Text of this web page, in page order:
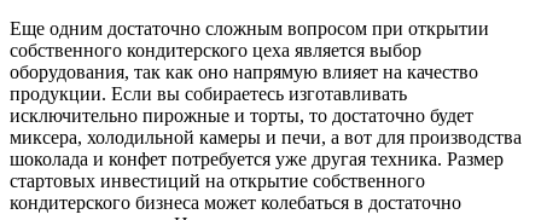
Еще одним достаточно сложным вопросом при открытии
собственного кондитерского цеха является выбор
оборудования, так как оно напрямую влияет на качество
продукции. Если вы собираетесь изготавливать
исключительно пирожные и торты, то достаточно будет
миксера, холодильной камеры и печи, а вот для производства
шоколада и конфет потребуется уже другая техника. Размер
стартовых инвестиций на открытие собственного
кондитерского бизнеса может колебаться в достаточно